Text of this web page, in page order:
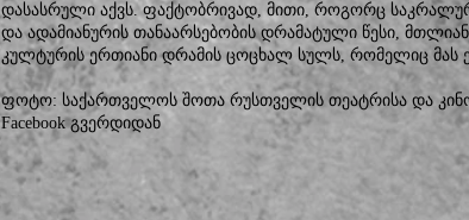
დასასრული აქვს. ფაქტობრივად, მითი, როგორც
და ადამიანურის თანაარსებობის დრამატული წესი,
კულტურის ერთიანი დრამის ცოცხალ სულს, რომელიც მას
ფოტო: საქართველოს შოთა რუსთველის თეატრისა და
Facebook გვერდიდან